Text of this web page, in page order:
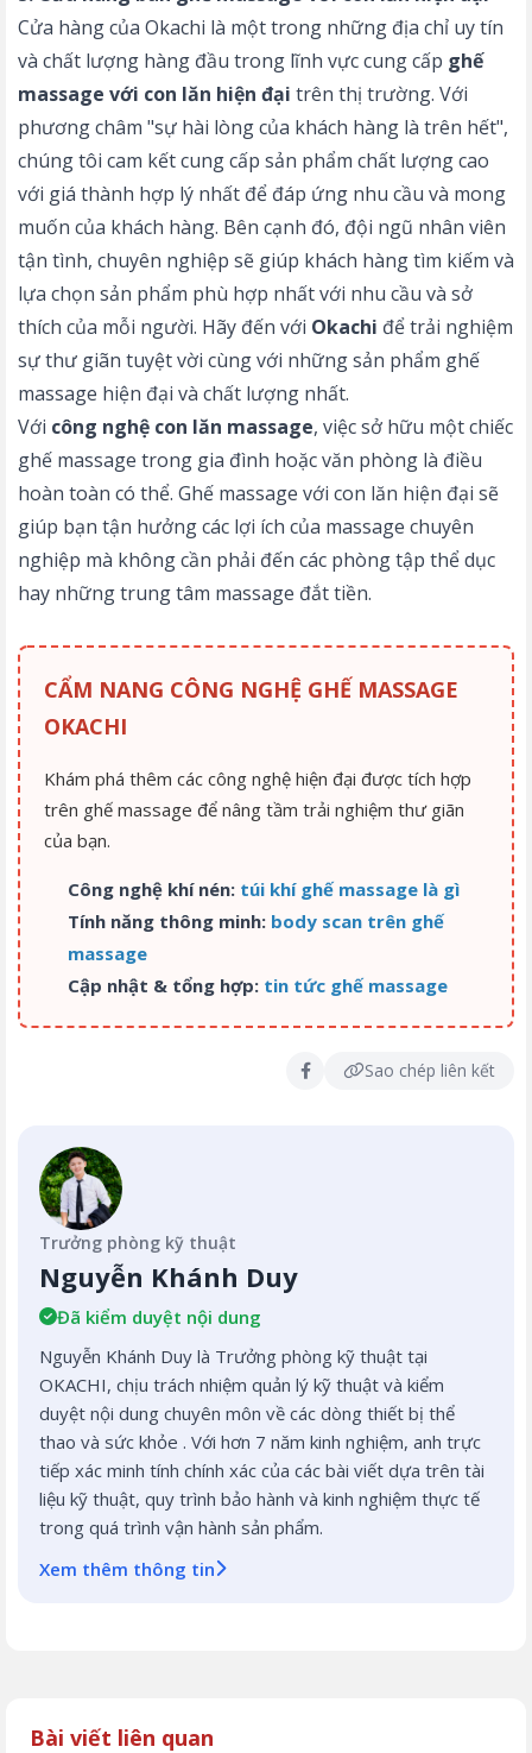
Cửa hàng của Okachi là một trong những địa chỉ uy tín
và chất lượng hàng đầu trong lĩnh vực cung cấp ghế
massage với con lăn hiện đại trên thị trường. Với
phương châm "sự hài lòng của khách hàng là trên hết",
chúng tôi cam kết cung cấp sản phẩm chất lượng cao
với giá thành hợp lý nhất để đáp ứng nhu cầu và mong
muốn của khách hàng. Bên cạnh đó, đội ngũ nhân viên
tận tình, chuyên nghiệp sẽ giúp khách hàng tìm kiếm và
lựa chọn sản phẩm phù hợp nhất với nhu cầu và sở
thích của mỗi người. Hãy đến với Okachi để trải nghiệm
sự thư giãn tuyệt vời cùng với những sản phẩm ghế
massage hiện đại và chất lượng nhất.
Với công nghệ con lăn massage, việc sở hữu một chiếc
ghế massage trong gia đình hoặc văn phòng là điều
hoàn toàn có thể. Ghế massage với con lăn hiện đại sẽ
giúp bạn tận hưởng các lợi ích của massage chuyên
nghiệp mà không cần phải đến các phòng tập thể dục
hay những trung tâm massage đắt tiền.
CẨM NANG CÔNG NGHỆ GHẾ MASSAGE
OKACHI
Khám phá thêm các công nghệ hiện đại được tích hợp
trên ghế massage để nâng tầm trải nghiệm thư giãn
của bạn.
Công nghệ khí nén: túi khí ghế massage là gì
Tính năng thông minh: body scan trên ghế
massage
Cập nhật & tổng hợp: tin tức ghế massage
Sao chép liên kết
Trưởng phòng kỹ thuật
Nguyễn Khánh Duy
Đã kiểm duyệt nội dung
Nguyễn Khánh Duy là Trưởng phòng kỹ thuật tại
OKACHI, chịu trách nhiệm quản lý kỹ thuật và kiểm
duyệt nội dung chuyên môn về các dòng thiết bị thể
thao và sức khỏe . Với hơn 7 năm kinh nghiệm, anh trực
tiếp xác minh tính chính xác của các bài viết dựa trên tài
liệu kỹ thuật, quy trình bảo hành và kinh nghiệm thực tế
trong quá trình vận hành sản phẩm.
Xem thêm thông tin
Bài viết liên quan